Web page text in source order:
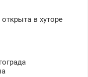
в хуторе